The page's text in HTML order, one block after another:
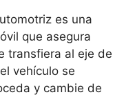
es una
que asegura
transfiera al eje de
vehículo se
y cambie de